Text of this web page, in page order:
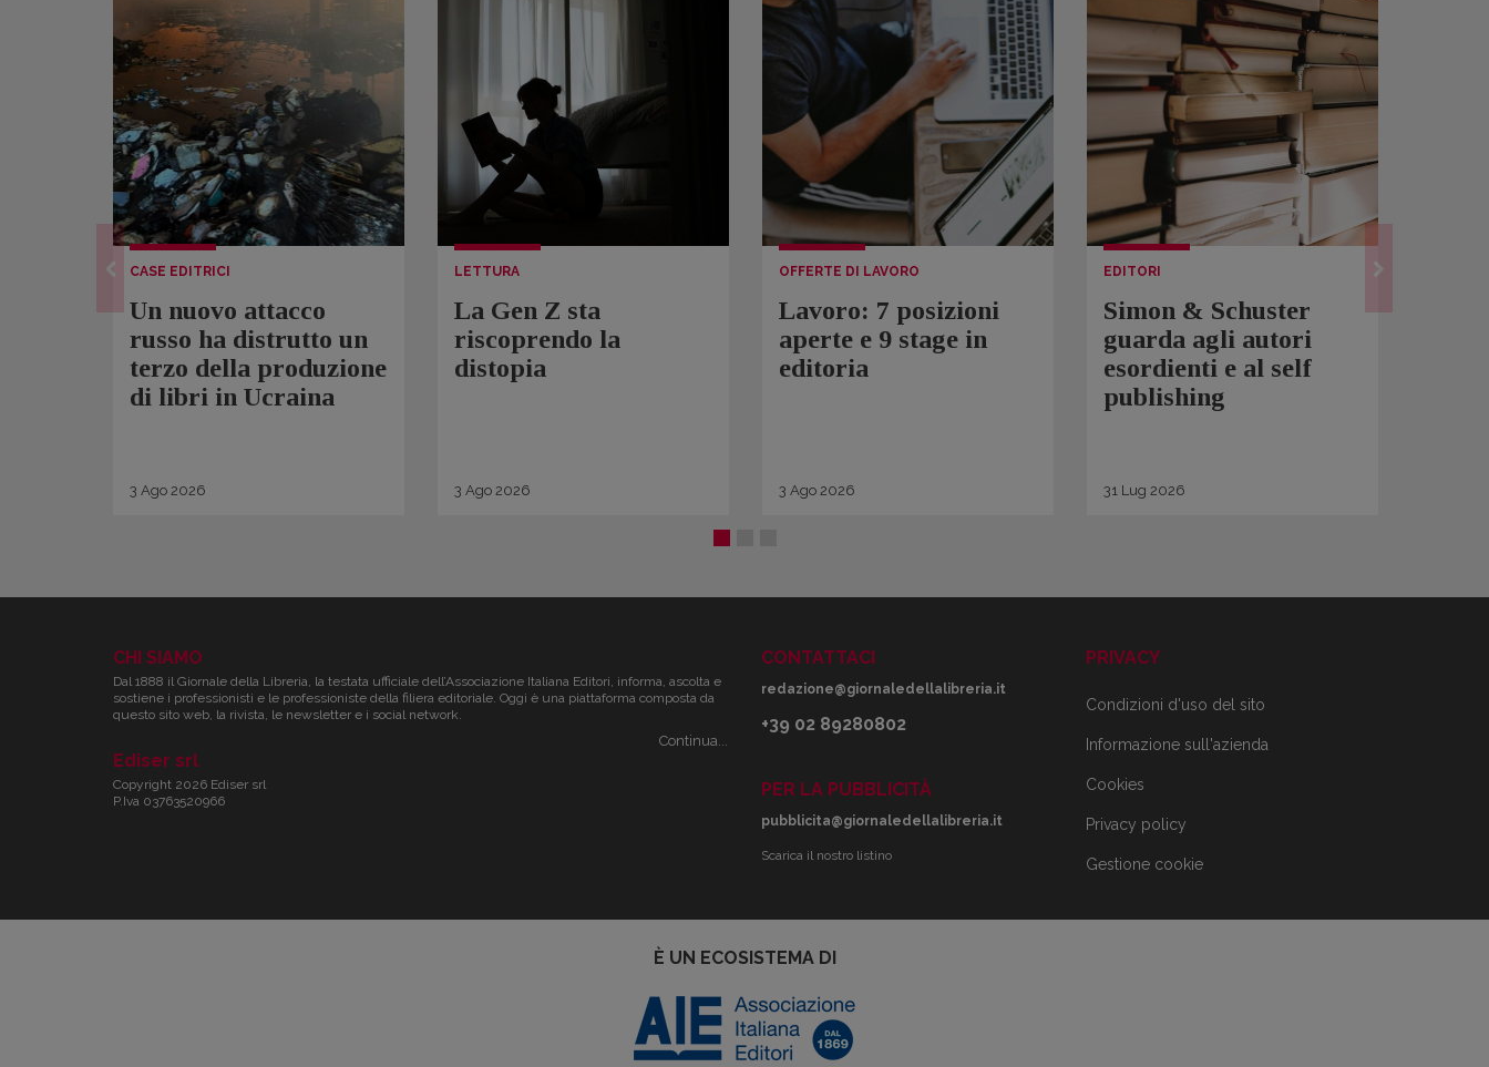
CASE EDITRICI
Un nuovo attacco
russo ha distrutto un
terzo della produzione
di libri in Ucraina
3 Ago 2026
LETTURA
La Gen Z sta
riscoprendo la
distopia
3 Ago 2026
OFFERTE DI LAVORO
Lavoro: 7 posizioni
aperte e 9 stage in
editoria
3 Ago 2026
EDITORI
Simon & Schuster
guarda agli autori
esordienti e al self
publishing
31 Lug 2026
CHI SIAMO
Dal 1888 il Giornale della Libreria, la testata ufficiale dell’Associazione Italiana Editori, informa, ascolta e
sostiene i professionisti e le professioniste della filiera editoriale. Oggi è una piattaforma composta da
questo sito web, la rivista, le newsletter e i social network.
Continua...
Ediser srl
Copyright 2026 Ediser srl
P.Iva 03763520966
CONTATTACI
redazione@giornaledellalibreria.it
+39 02 89280802
PER LA PUBBLICITÀ
pubblicita@giornaledellalibreria.it
Scarica il nostro listino
PRIVACY
Condizioni d'uso del sito
Informazione sull'azienda
Cookies
Privacy policy
Gestione cookie
È UN ECOSISTEMA DI